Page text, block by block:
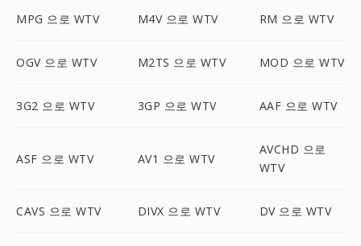
MPG 으로 WTV M4V 으로 WTV RM 으로 WTV
OGV 으로 WTV M2TS 으로 WTV MOD 으로 WTV
3G2 으로 WTV 3GP 으로 WTV AAF 으로 WTV
ASF 으로 WTV AV1 으로 WTV
AVCHD 으로
WTV
CAVS 으로 WTV DIVX 으로 WTV DV 으로 WTV